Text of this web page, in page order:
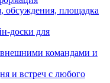
обсуждения, площадка
доски для
внешними командами и
и встреч с любого